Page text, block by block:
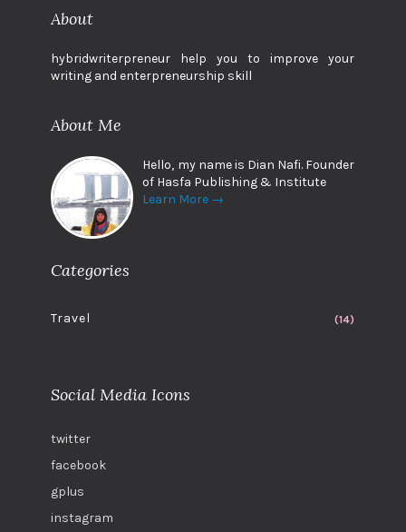
About
hybridwriterpreneur help you to improve your
writing and enterpreneurship skill
About Me
Hello, my name is Dian Nafi. Founder
of Hasfa Publishing & Institute
Learn More →
Categories
Travel (14)
Social Media Icons
twitter
facebook
gplus
instagram